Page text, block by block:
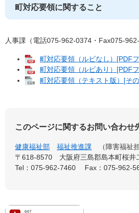
町対応要領に関すること
人事課（電話075-962-0374・Fax075-962-
町対応要領（ルビなし）[PDF
町対応要領（ルビあり）[PDF
町対応要領（テキスト版）[そ
このページに関するお問い合わせ
健康福祉部 福祉推進課
障害福祉
〒618-8570
大阪府三島郡島本町桜井
Tel：075-962-7460
Fax：075-962-